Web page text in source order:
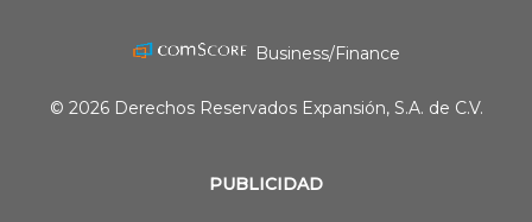
PUBLICIDAD
Business/Finance
© 2026 Derechos Reservados Expansión, S.A. de C.V.